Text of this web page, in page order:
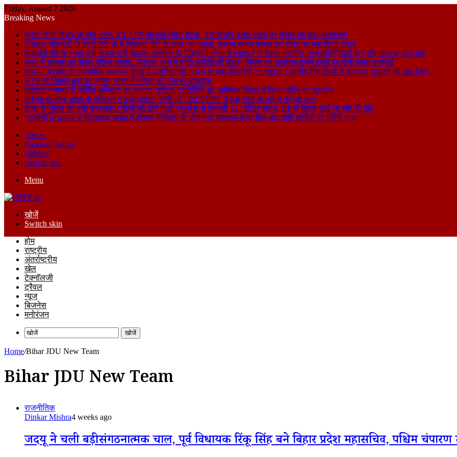
Friday, August 7 2026
Breaking News
सुस्ता सीमा विवाद के बीच SSB और APF की हाई-लेवल बैठक, यथास्थिति बनाए रखने पर नेपाल का बड़ा आश्वासन
पतिलार सीएचसी के हेल्दी बेबी शो में प्रियंका देवी के लाल का जलवा, प्रथम स्थान प्राप्त कर क्षेत्र का नाम किया रोशन
वीआईपी दौरे के समय बनी सड़क बनी आफत, पतिलार के मिश्रौली टोला में बदहाली से बेहाल ग्रामीण, जनप्रतिनिधियों के प्रति गहराया आक्रोश
बगहा में चहलूम को लेकर पुलिस मुस्तैद: चौतरवा थाने में शांति समिति की बैठक, नियमों का उल्लंघन करने वालों पर होगी सख्त कार्रवाई
बगहा-1 प्रखंड के प्राथमिक स्वास्थ्य केंद्र में जलनिकासी न होने से बढ़ा बीमारियों का खतरा, स्थानीय निवासियों ने व्यवस्था सुधारने की उठाई मांग।
VTR से निकले बाघ का हमला, बगहा में महिला की मौत से आक्रोश
पतिलार पंचायत में फॉगिंग अभियान का आगाज, मुखिया प्रतिनिधि डॉ. अभिषेक मिश्रा ने किया मशीन का शुभारंभ
पश्चिम चंपारण: बगहा के पतिलार में बड़ा हादसा, पानी भरे गड्ढे में गिरने से एक साल के मासूम की गई जान
बगहा में पुलिस की बड़ी स्ट्राइक: मरीजों को ढोने वाली एम्बुलेंस से निकली 157 लीटर शराब, UP से बिहार लाई जा रही थी खेप
ग्रामीणों के इलाज से खिलवाड़: बगहा में औचक निरीक्षण के दौरान दो स्वास्थ्य केंद्र मिले बंद, दोषी कर्मियों पर गिरेगी गाज
Log In
Random Article
Sidebar
Switch skin
Menu
खोजें
Switch skin
होम
राष्ट्रीय
अंतर्राष्ट्रीय
खेल
टेक्नॉलजी
ट्रैवल
न्यूज
बिजनेस
मनोरंजन
खोजें
Home/Bihar JDU New Team
Bihar JDU New Team
राजनीतिक
Dinkar Mishra4 weeks ago
जदयू ने चली बड़ी संगठनात्मक चाल, पूर्व विधायक रिंकू सिंह बने बिहार प्रदेश महासचिव, पश्चिम